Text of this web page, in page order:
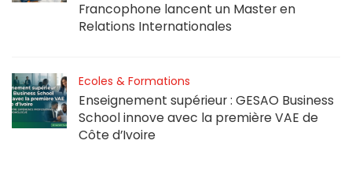
Francophone lancent un Master en
Relations Internationales
Ecoles & Formations
Enseignement supérieur : GESAO Business
School innove avec la première VAE de
Côte d’Ivoire